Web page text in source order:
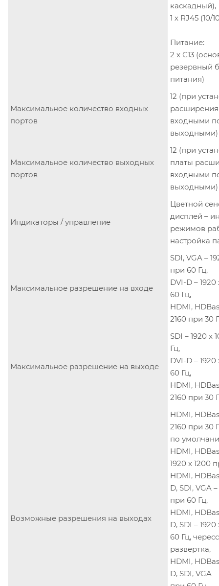
каскадный),
1 х RJ45 (10/
Питание:
2 х С13
резервный
питания)
Максимальное количество входных
портов
12 (при
расширения
входными
выходными)
Максимальное количество выходных
портов
12 (при
платы
входными
выходными)
Индикаторы / управление
Цветной
дисплей –
режимов
настройка
Максимальное разрешение на входе
SDI, VGA –
при 60 Гц,
DVI-D –
60 Гц,
HDMI,
2160 при 30
Максимальное разрешение на выходе
SDI – 1920 x
Гц,
DVI-D –
60 Гц,
HDMI,
2160 при 30
Возможные разрешения на выходах
HDMI,
2160 при 30
по
HDMI,
1920 x 1200
HDMI,
D, SDI, VGA
при 60 Гц,
HDMI,
D, SDI –
60 Гц,
развертка,
HDMI,
D, SDI, VGA